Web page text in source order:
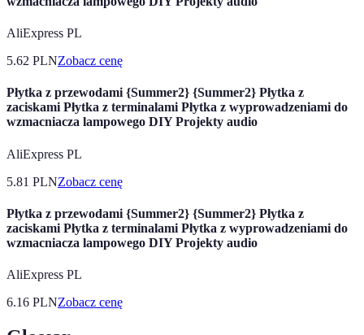
AliExpress PL
5.62 PLNZobacz cenę
Płytka z przewodami {Summer2} {Summer2} Płytka z
zaciskami Płytka z terminalami Płytka z wyprowadzeniami do
wzmacniacza lampowego DIY Projekty audio
AliExpress PL
5.81 PLNZobacz cenę
Płytka z przewodami {Summer2} {Summer2} Płytka z
zaciskami Płytka z terminalami Płytka z wyprowadzeniami do
wzmacniacza lampowego DIY Projekty audio
AliExpress PL
6.16 PLNZobacz cenę